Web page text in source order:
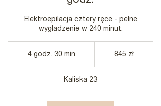
Elektroepilacja cztery ręce - pełne
wygładzenie w 240 minut.
4 godz. 30 min
d
z
.
845 zł
Kaliska 23